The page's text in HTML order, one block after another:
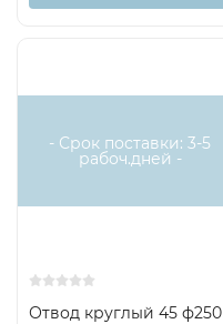
- Срок поставки: 3-5
рабоч.дней -
Отвод круглый 45 ф250